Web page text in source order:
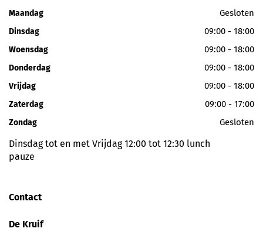
Maandag Gesloten
Dinsdag 09:00 - 18:00
Woensdag 09:00 - 18:00
Donderdag 09:00 - 18:00
Vrijdag 09:00 - 18:00
Zaterdag 09:00 - 17:00
Zondag Gesloten
Dinsdag tot en met Vrijdag 12:00 tot 12:30 lunch
pauze
Contact
De Kruif